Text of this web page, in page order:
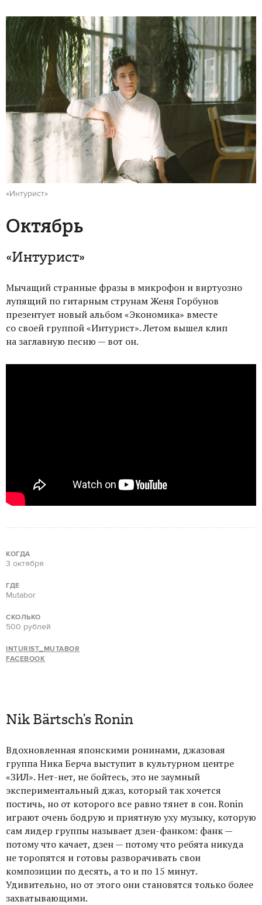
«Интурист»
Октябрь
«Интурист»
Мычащий странные фразы в микрофон и виртуозно
лупящий по гитарным струнам Женя Горбунов
презентует новый альбом «Экономика» вместе
со своей группой «Интурист». Летом вышел клип
на заглавную песню — вот он.
КОГДА
3 октября
ГДЕ
Mutabor
СКОЛЬКО
500 рублей
INTURIST_MUTABOR
FACEBOOK
Nik Bärtsch’s Ronin
Вдохновленная японскими ронинами, джазовая
группа Ника Берча выступит в культурном центре
«ЗИЛ». Нет-нет, не бойтесь, это не заумный
экспериментальный джаз, который так хочется
постичь, но от которого все равно тянет в сон. Ronin
играют очень бодрую и приятную уху музыку, которую
сам лидер группы называет дзен-фанком: фанк —
потому что качает, дзен — потому что ребята никуда
не торопятся и готовы разворачивать свои
композиции по десять, а то и по 15 минут.
Удивительно, но от этого они становятся только более
захватывающими.